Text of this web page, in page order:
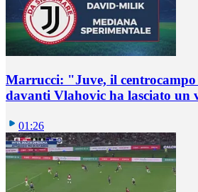
Marrucci: "Juve, il centrocampo
davanti Vlahovic ha lasciato un
01:26